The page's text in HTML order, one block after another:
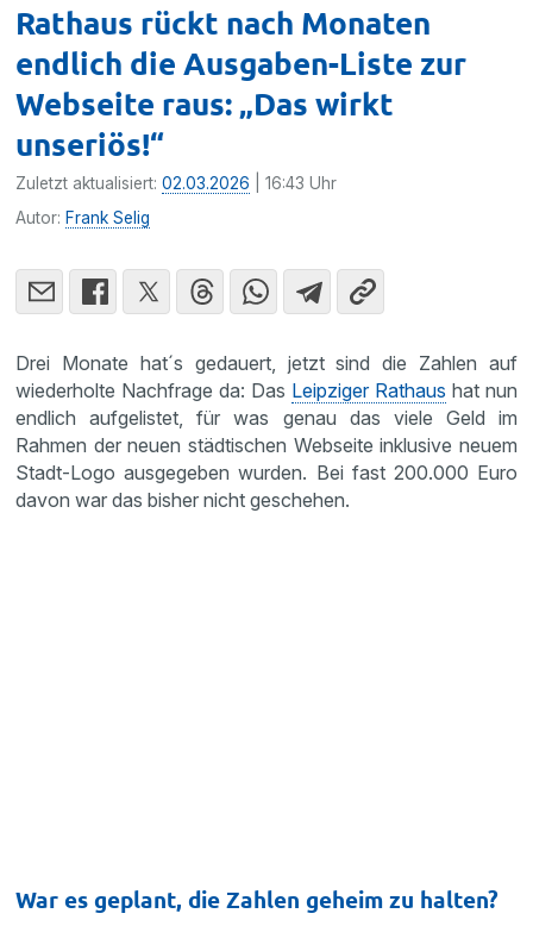
Rathaus rückt nach Monaten
endlich die Ausgaben-Liste zur
Webseite raus: „Das wirkt
unseriös!“
Zuletzt aktualisiert:02.03.2026 | 16:43 Uhr
Autor: Frank Selig
Drei Monate hat´s gedauert, jetzt sind die Zahlen auf
wiederholte Nachfrage da: Das Leipziger Rathaus hat nun
endlich aufgelistet, für was genau das viele Geld im
Rahmen der neuen städtischen Webseite inklusive neuem
Stadt-Logo ausgegeben wurden. Bei fast 200.000 Euro
davon war das bisher nicht geschehen.
War es geplant, die Zahlen geheim zu halten?